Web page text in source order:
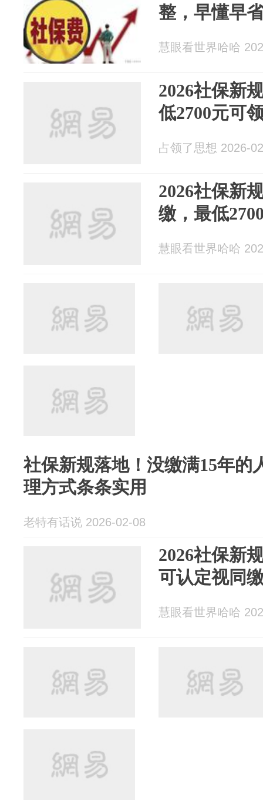
整，早懂早
慧眼看世界哈哈
2026社保新
低2700元可
占领了思想 2026-
2026社保新
缴，最低
慧眼看世界哈哈
社保新规落地！没缴满15年的
理方式条条实用
老特有话说 2026-02-08
2026社保新
可认定视同
慧眼看世界哈哈